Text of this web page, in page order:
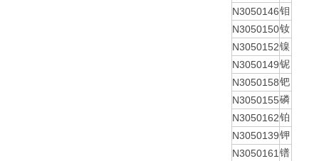
N3050146钼
N3050150钕
N3050152镍
N3050149铌
N3050158钯
N3050155磷
N3050162铂
N3050139钾
N3050161 镨